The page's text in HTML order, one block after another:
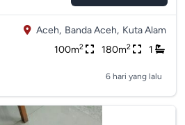
Aceh, Banda Aceh, Kuta Alam
100m2 180m2 1
6 hari yang lalu